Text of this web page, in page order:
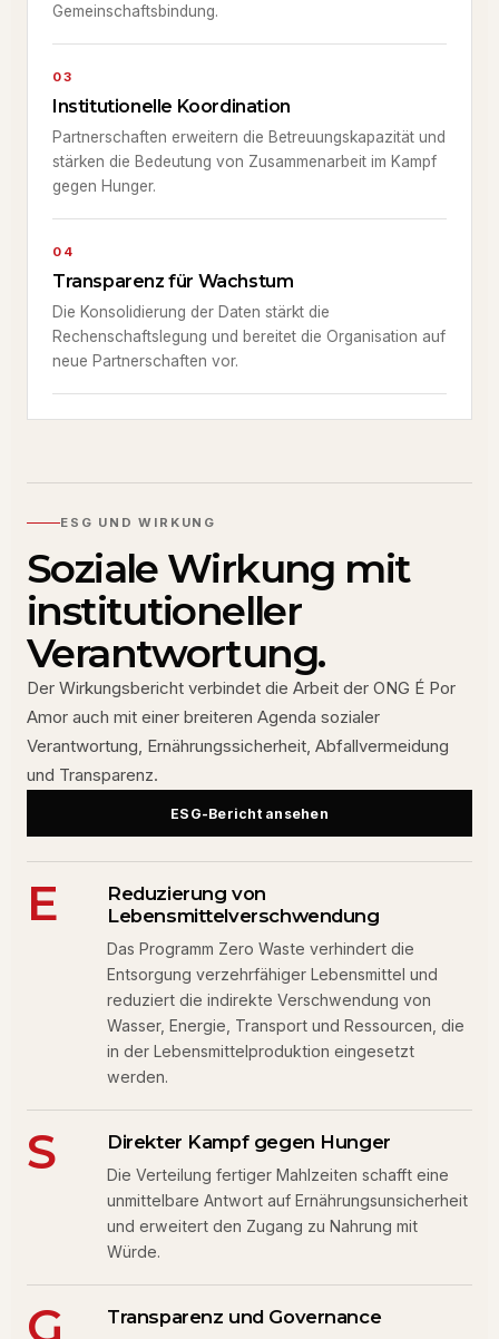
Gemeinschaftsbindung.
03
Institutionelle Koordination
Partnerschaften erweitern die Betreuungskapazität und
stärken die Bedeutung von Zusammenarbeit im Kampf
gegen Hunger.
04
Transparenz für Wachstum
Die Konsolidierung der Daten stärkt die
Rechenschaftslegung und bereitet die Organisation auf
neue Partnerschaften vor.
ESG UND WIRKUNG
Soziale Wirkung mit
institutioneller
Verantwortung.
Der Wirkungsbericht verbindet die Arbeit der ONG É Por
Amor auch mit einer breiteren Agenda sozialer
Verantwortung, Ernährungssicherheit, Abfallvermeidung
und Transparenz.
ESG-Bericht ansehen
E
Reduzierung von
Lebensmittelverschwendung
Das Programm Zero Waste verhindert die
Entsorgung verzehrfähiger Lebensmittel und
reduziert die indirekte Verschwendung von
Wasser, Energie, Transport und Ressourcen, die
in der Lebensmittelproduktion eingesetzt
werden.
S Direkter Kampf gegen Hunger
Die Verteilung fertiger Mahlzeiten schafft eine
unmittelbare Antwort auf Ernährungsunsicherheit
und erweitert den Zugang zu Nahrung mit
Würde.
G Transparenz und Governance